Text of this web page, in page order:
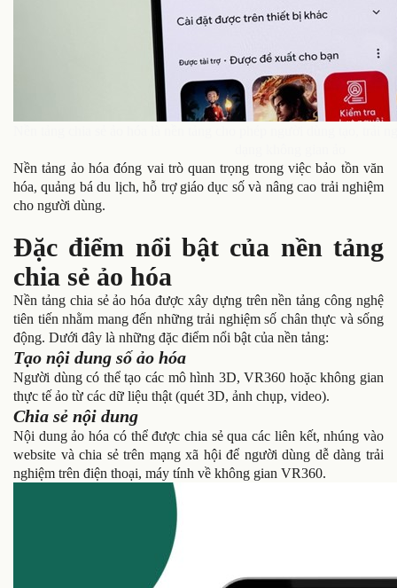
Nền tảng ảo hóa đóng vai trò quan trọng trong việc bảo tồn văn
hóa, quảng bá du lịch, hỗ trợ giáo dục số và nâng cao trải nghiệm
cho người dùng.
Đặc điểm nổi bật của nền tảng
chia sẻ ảo hóa
Nền tảng chia sẻ ảo hóa được xây dựng trên nền tảng công nghệ
tiên tiến nhằm mang đến những trải nghiệm số chân thực và sống
động. Dưới đây là những đặc điểm nổi bật của nền tảng:
Tạo nội dung số ảo hóa
Người dùng có thể tạo các mô hình 3D, VR360 hoặc không gian
thực tế ảo từ các dữ liệu thật (quét 3D, ảnh chụp, video).
Chia sẻ nội dung
Nội dung ảo hóa có thể được chia sẻ qua các liên kết, nhúng vào
website và chia sẻ trên mạng xã hội để người dùng dễ dàng trải
nghiệm trên điện thoại, máy tính về không gian VR360.